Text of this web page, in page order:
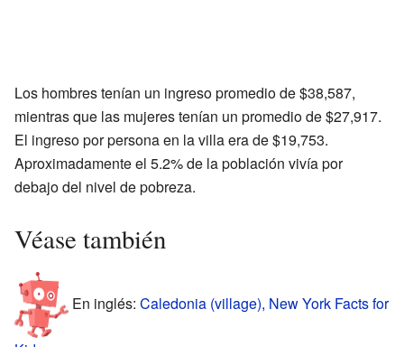
Los hombres tenían un ingreso promedio de $38,587,
mientras que las mujeres tenían un promedio de $27,917.
El ingreso por persona en la villa era de $19,753.
Aproximadamente el 5.2% de la población vivía por
debajo del nivel de pobreza.
Véase también
En inglés: Caledonia (village), New York Facts for